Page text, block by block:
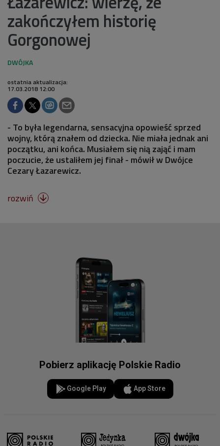
zakończyłem historię
Gorgonowej
ostatnia aktualizacja:
17.03.2018 12:00
- To była legendarna, sensacyjna opowieść sprzed
wojny, którą znałem od dziecka. Nie miała jednak ani
początku, ani końca. Musiałem się nią zająć i mam
poczucie, że ustaliłem jej finał - mówił w Dwójce
Cezary Łazarewicz.
rozwiń 
Pobierz aplikację Polskie Radio
Google Play App Store